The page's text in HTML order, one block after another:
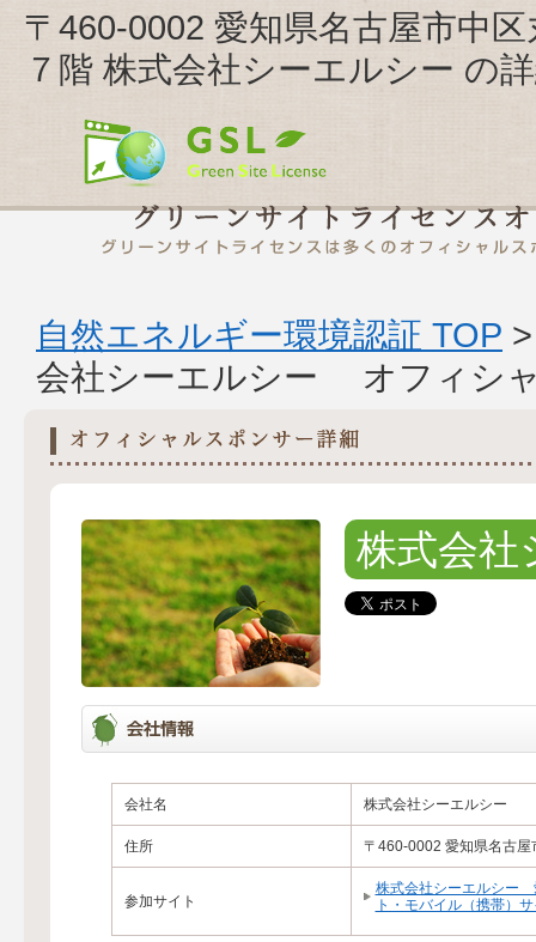
〒460-0002 愛知県名古屋市中
７階 株式会社シーエルシー の
自然エネルギー環境認証 TOP
会社シーエルシー オフィシ
株式会社
会社名 株式会社シーエルシー
住所 〒460-0002 愛知県名古屋
参加サイト
株式会社シーエルシー
ト・モバイル（携帯）